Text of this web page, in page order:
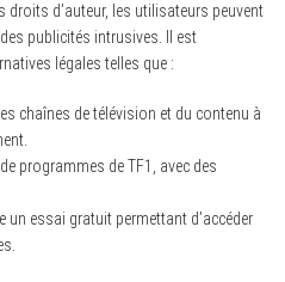
d’auteur, les utilisateurs peuvent
publicités intrusives. Il est
légales telles que :
chaînes de télévision et du contenu à
programmes de TF1, avec des
un essai gratuit permettant d’accéder